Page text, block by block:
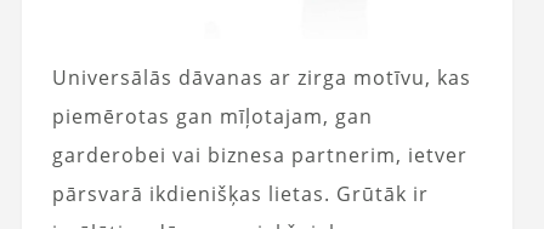
Universālās dāvanas ar zirga motīvu, kas
piemērotas gan mīļotajam, gan
garderobei vai biznesa partnerim, ietver
pārsvarā ikdienišķas lietas. Grūtāk ir